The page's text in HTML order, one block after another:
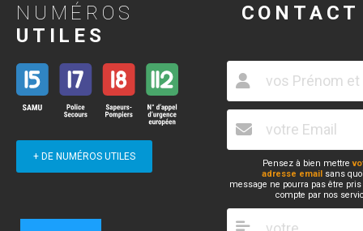
NUMÉROS
UTILES
+ DE NUMÉROS UTILES
CONTACT
Pensez à bien mettre
adresse email sans
message ne pourra pas être
compte par nos